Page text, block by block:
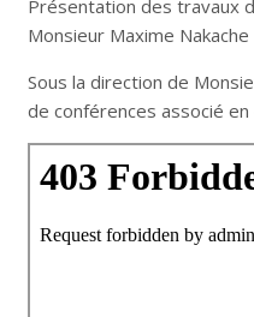
Présentation des travaux
Monsieur Maxime Nakache
Sous la direction de
de conférences associé en